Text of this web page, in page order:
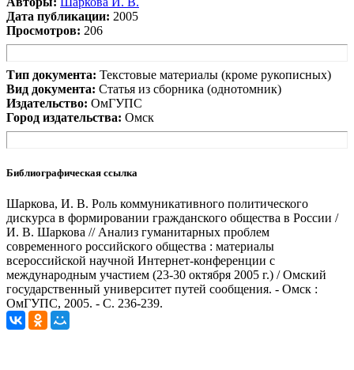
Дата публикации: 2005
Просмотров: 206
Тип документа: Текстовые материалы (кроме рукописных)
Вид документа: Статья из сборника (однотомник)
Издательство: ОмГУПС
Город издательства: Омск
Библиографическая ссылка
Шаркова, И. В. Роль коммуникативного политического
дискурса в формировании гражданского общества в России /
И. В. Шаркова // Анализ гуманитарных проблем
современного российского общества : материалы
всероссийской научной Интернет-конференции с
международным участием (23-30 октября 2005 г.) / Омский
государственный университет путей сообщения. - Омск :
ОмГУПС, 2005. - С. 236-239.